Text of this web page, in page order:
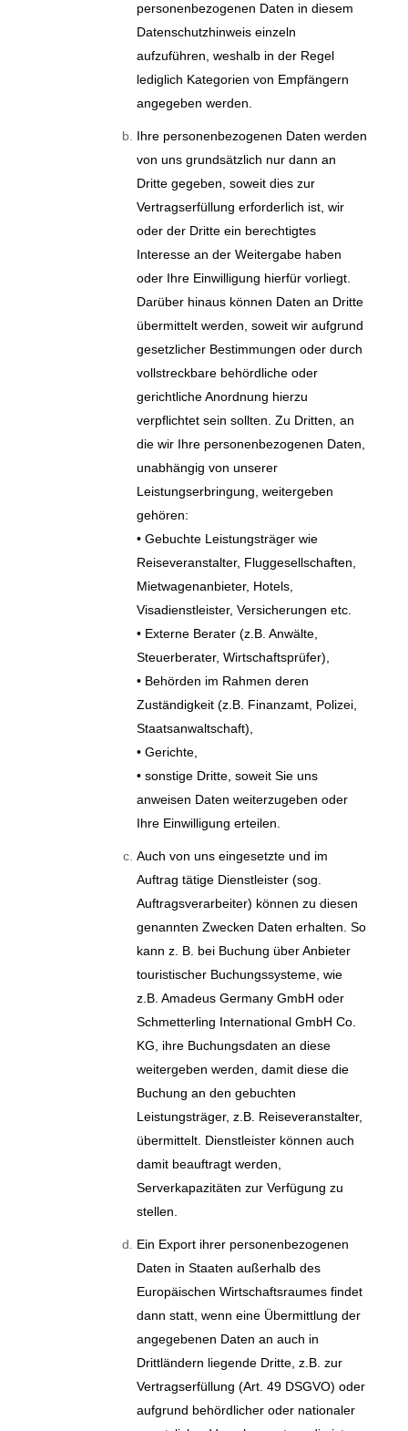
personenbezogenen Daten in diesem
Datenschutzhinweis einzeln
aufzuführen, weshalb in der Regel
lediglich Kategorien von Empfängern
angegeben werden.
Ihre personenbezogenen Daten werden
von uns grundsätzlich nur dann an
Dritte gegeben, soweit dies zur
Vertragserfüllung erforderlich ist, wir
oder der Dritte ein berechtigtes
Interesse an der Weitergabe haben
oder Ihre Einwilligung hierfür vorliegt.
Darüber hinaus können Daten an Dritte
übermittelt werden, soweit wir aufgrund
gesetzlicher Bestimmungen oder durch
vollstreckbare behördliche oder
gerichtliche Anordnung hierzu
verpflichtet sein sollten. Zu Dritten, an
die wir Ihre personenbezogenen Daten,
unabhängig von unserer
Leistungserbringung, weitergeben
gehören:
• Gebuchte Leistungsträger wie
Reiseveranstalter, Fluggesellschaften,
Mietwagenanbieter, Hotels,
Visadienstleister, Versicherungen etc.
• Externe Berater (z.B. Anwälte,
Steuerberater, Wirtschaftsprüfer),
• Behörden im Rahmen deren
Zuständigkeit (z.B. Finanzamt, Polizei,
Staatsanwaltschaft),
• Gerichte,
• sonstige Dritte, soweit Sie uns
anweisen Daten weiterzugeben oder
Ihre Einwilligung erteilen.
Auch von uns eingesetzte und im
Auftrag tätige Dienstleister (sog.
Auftragsverarbeiter) können zu diesen
genannten Zwecken Daten erhalten. So
kann z. B. bei Buchung über Anbieter
touristischer Buchungssysteme, wie
z.B. Amadeus Germany GmbH oder
Schmetterling International GmbH Co.
KG, ihre Buchungsdaten an diese
weitergeben werden, damit diese die
Buchung an den gebuchten
Leistungsträger, z.B. Reiseveranstalter,
übermittelt. Dienstleister können auch
damit beauftragt werden,
Serverkapazitäten zur Verfügung zu
stellen.
Ein Export ihrer personenbezogenen
Daten in Staaten außerhalb des
Europäischen Wirtschaftsraumes findet
dann statt, wenn eine Übermittlung der
angegebenen Daten an auch in
Drittländern liegende Dritte, z.B. zur
Vertragserfüllung (Art. 49 DSGVO) oder
aufgrund behördlicher oder nationaler